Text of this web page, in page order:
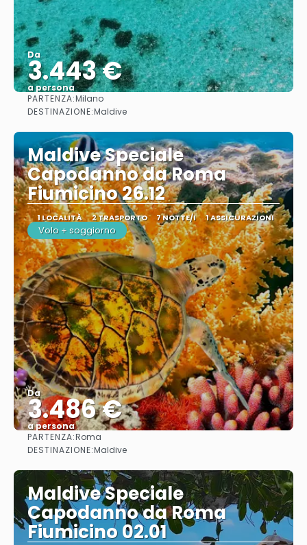
Da
3.443 €
a persona
PARTENZA:Milano
DESTINAZIONE:Maldive
Maldive Speciale
Capodanno da Roma
Fiumicino 26.12
1 LOCALITÀ 2 TRASPORTO 7 NOTTE/I 1 ASSICURAZIONI
Volo + soggiorno
Da
3.486 €
a persona
PARTENZA:Roma
DESTINAZIONE:Maldive
Maldive Speciale
Capodanno da Roma
Fiumicino 02.01